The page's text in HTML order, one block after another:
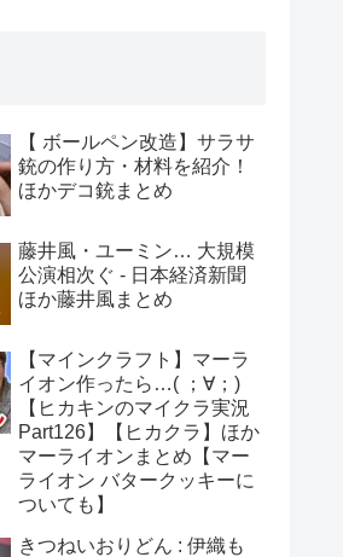
【 ボールペン改造】サラサ
銃の作り方・材料を紹介！
ほかデコ銃まとめ
藤井風・ユーミン… 大規模
公演相次ぐ - 日本経済新聞
ほか藤井風まとめ
【マインクラフト】マーラ
イオン作ったら…( ；∀；)
【ヒカキンのマイクラ実況
Part126】【ヒカクラ】ほか
マーライオンまとめ【マー
ライオン バタークッキーに
ついても】
きつねいおりどん : 伊織も